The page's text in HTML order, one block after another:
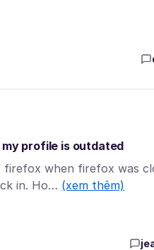
profile is outdated
when firefox was
in. Ho… (xem thêm)